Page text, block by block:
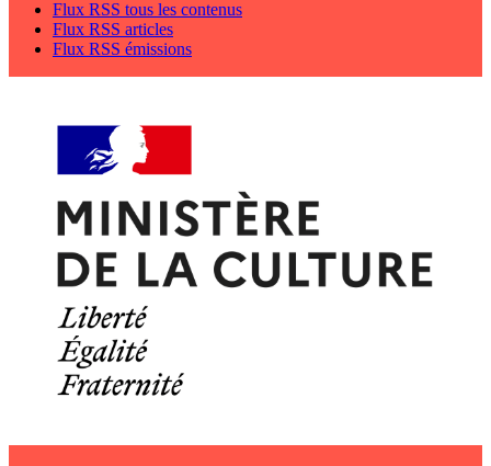
Flux RSS tous les contenus
Flux RSS articles
Flux RSS émissions